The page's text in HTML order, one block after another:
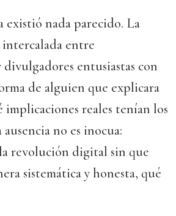
nada parecido. La
entre
entusiastas con
de alguien que explicara
implicaciones reales tenían los
no es inocua:
revolución digital sin que
sistemática y honesta, qué